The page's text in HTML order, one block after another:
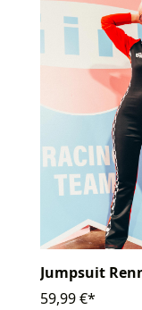
Jumpsuit
59,99 €*